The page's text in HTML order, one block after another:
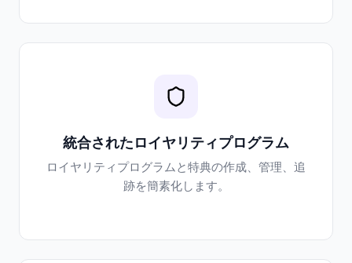
統合されたロイヤリティプログラム
ロイヤリティプログラムと特典の作成、管理、追
跡を簡素化します。